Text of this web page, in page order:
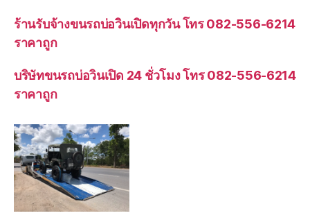
ร้านรับจ้างขนรถบ่อวินเปิดทุกวัน โทร 082-556-6214
ราคาถูก
บริษัทขนรถบ่อวินเปิด 24 ชั่วโมง โทร 082-556-6214
ราคาถูก